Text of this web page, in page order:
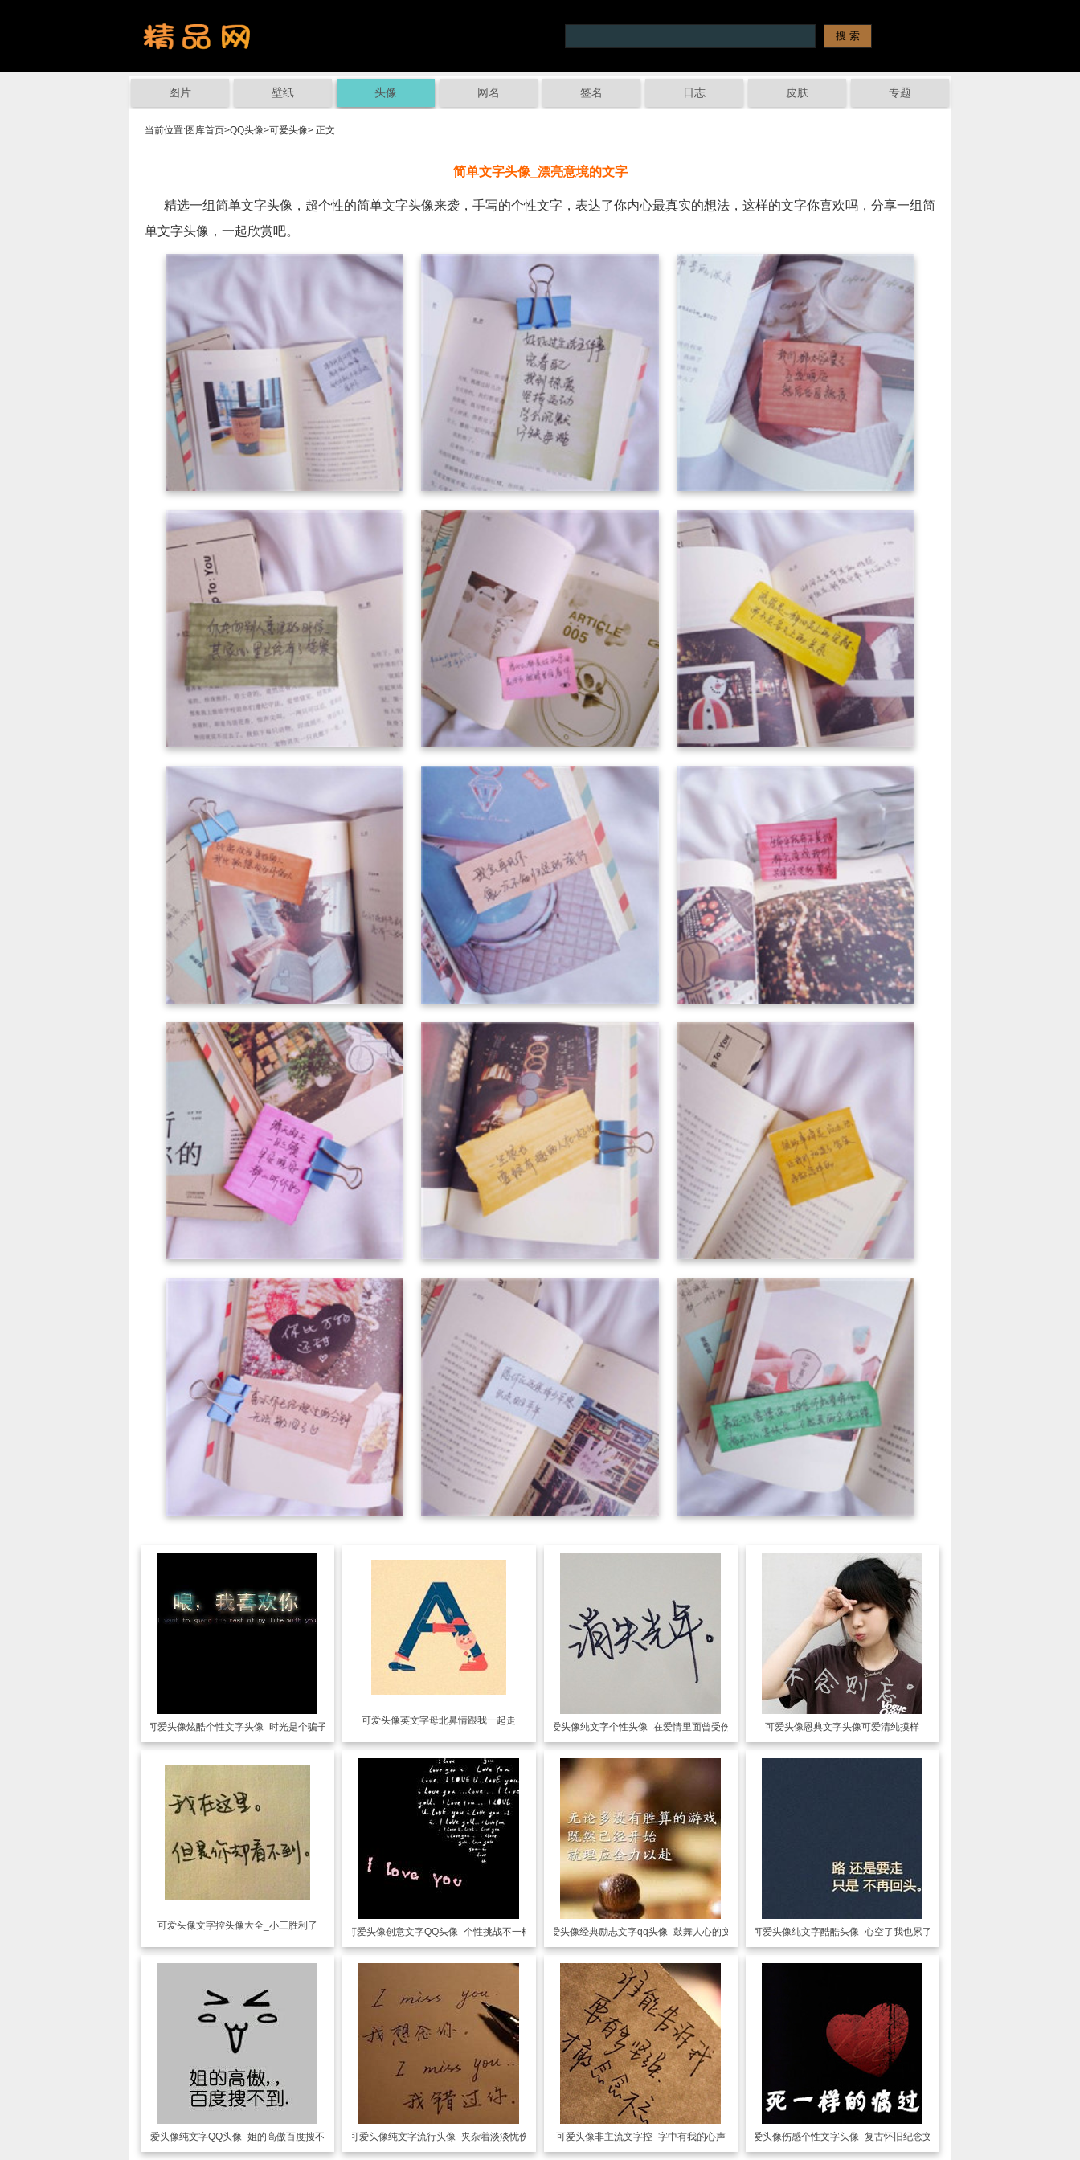
图片 壁纸 头像 网名 签名 日志 皮肤 专题
当前位置:图库首页>QQ头像>可爱头像> 正文
简单文字头像_漂亮意境的文字
精选一组简单文字头像，超个性的简单文字头像来袭，手写的个性文字，表达了你内心最真实的想法，这样的文字你喜欢吗，分享一组简
单文字头像，一起欣赏吧。
可爱头像炫酷个性文字头像_时光是个骗子
可爱头像英文字母北鼻情跟我一起走
可爱头像纯文字个性头像_在爱情里面曾受伤害 可爱头像恩典文字头像可爱清纯摸样
可爱头像文字控头像大全_小三胜利了
可爱头像创意文字QQ头像_个性挑战不一样 可爱头像经典励志文字qq头像_鼓舞人心的文字 可爱头像纯文字酷酷头像_心空了我也累了
可爱头像纯文字QQ头像_姐的高傲百度搜不到 可爱头像纯文字流行头像_夹杂着淡淡忧伤 可爱头像非主流文字控_字中有我的心声 可爱头像伤感个性文字头像_复古怀旧纪念文字